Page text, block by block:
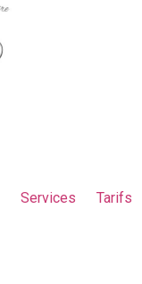
Services
Tarifs